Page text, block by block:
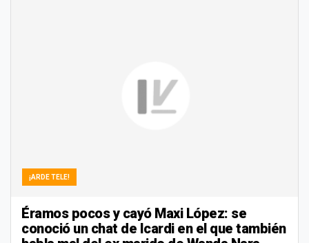
¡ARDE TELE!
Éramos pocos y cayó Maxi López: se
conoció un chat de Icardi en el que también